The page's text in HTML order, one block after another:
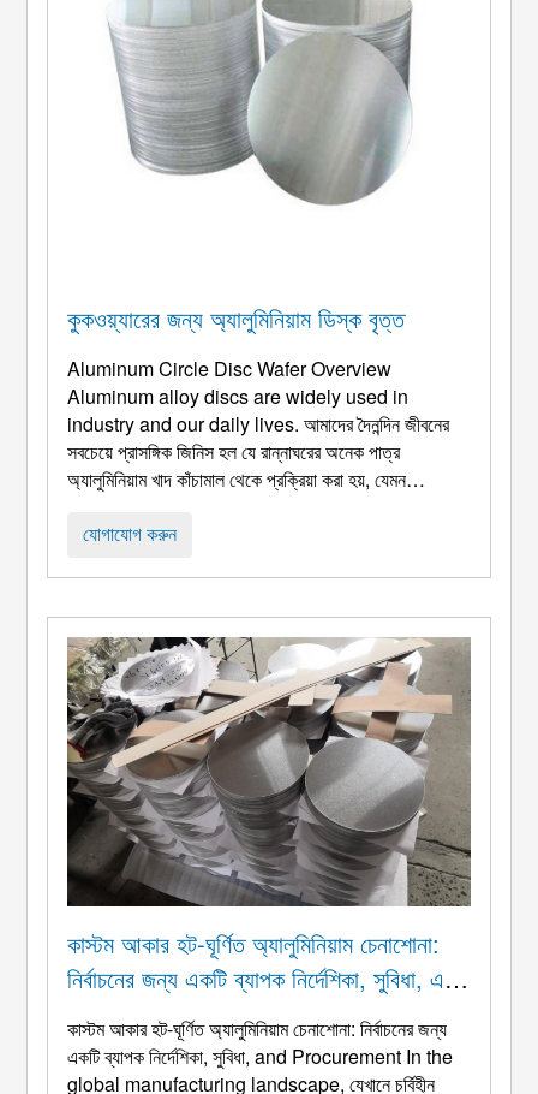
কুকওয়্যারের জন্য অ্যালুমিনিয়াম ডিস্ক বৃত্ত
Aluminum Circle Disc Wafer Overview
Aluminum alloy discs are widely used in
industry and our daily lives. আমাদের দৈনন্দিন জীবনের
সবচেয়ে প্রাসঙ্গিক জিনিস হল যে রান্নাঘরের অনেক পাত্র
অ্যালুমিনিয়াম খাদ কাঁচামাল থেকে প্রক্রিয়া করা হয়, যেমন
ইত্যাদি.Parameters Of Aluminum Disc Circle For
যোগাযোগ করুন
কাস্টম আকার হট-ঘূর্ণিত অ্যালুমিনিয়াম চেনাশোনা:
নির্বাচনের জন্য একটি ব্যাপক নির্দেশিকা, সুবিধা, এবং
সংগ্রহ
কাস্টম আকার হট-ঘূর্ণিত অ্যালুমিনিয়াম চেনাশোনা: নির্বাচনের জন্য
একটি ব্যাপক নির্দেশিকা, সুবিধা,and Procurement In the
global manufacturing landscape, যেখানে চর্বিহীন